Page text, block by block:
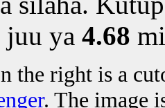
ya 4.68
the right is a
. The image